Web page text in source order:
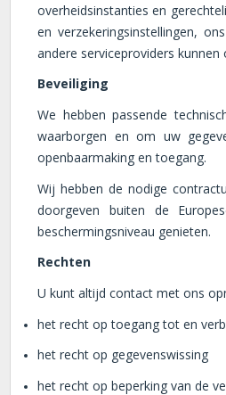
overheidsinstanties en
en verzekeringsinstellingen,
andere serviceproviders
Beveiliging
We hebben passende
waarborgen en om uw
openbaarmaking en toegang.
Wij hebben de nodige
doorgeven buiten de
beschermingsniveau genieten.
Rechten
U kunt altijd contact met ons
het recht op toegang tot en
het recht op gegevenswissing
het recht op beperking van de